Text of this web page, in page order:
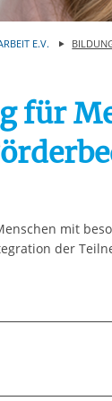
sich nicht
und daher
E.V.
für
mit
der